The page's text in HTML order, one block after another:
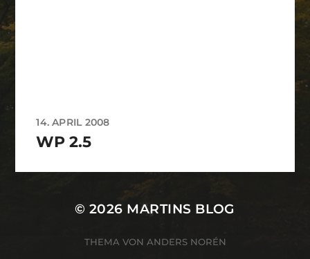
14. APRIL 2008
WP 2.5
© 2026 MARTINS BLOG
THEMA VON ANDERS NORÉN